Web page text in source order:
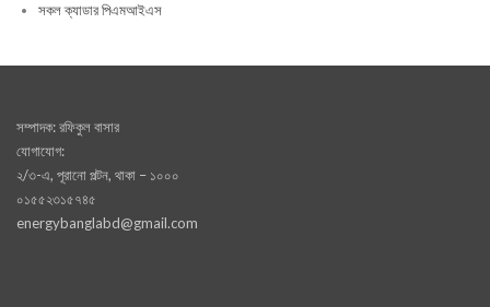
সকল ক্যাডার পিএমআইএস
সম্পাদক: রফিকুল বাসার
যোগাযোগ:
২/৩-এ, পূরানো পল্টন, থাকা – ১০০০
০১৫৫২৩১৫৭৪৫
energybanglabd@gmail.com